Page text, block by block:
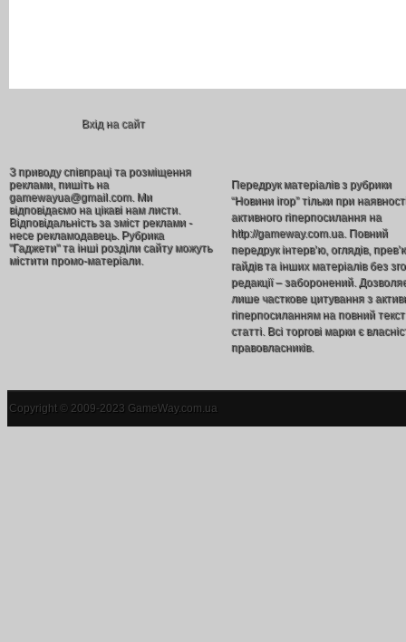
Вхід на сайт
З приводу співпраці та розміщення
реклами, пишіть на
gamewayua@gmail.com. Ми
відповідаємо на цікаві нам листи.
Відповідальність за зміст реклами -
несе рекламодавець. Рубрика
"Гаджети" та інші розділи сайту можуть
містити промо-матеріали.
Передрук матеріалів з рубрики
“Новини ігор” тільки при
активного гіперпосилання на
http://gameway.com.ua. Повний
передрук інтерв’ю, оглядів,
гайдів та інших матеріалів без
редакції – заборонений.
лише часткове цитування з
гіперпосиланням на повний текст
статті. Всі торгові марки є
правовласників.
Copyright © 2009-2023 GameWay.com.ua